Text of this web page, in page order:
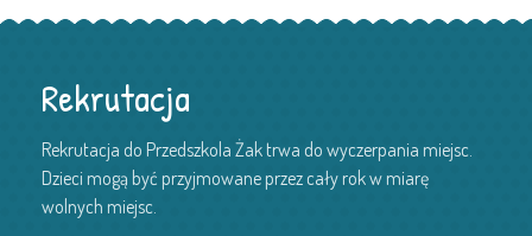
Rekrutacja
Rekrutacja do Przedszkola Żak trwa do wyczerpania miejsc.
Dzieci mogą być przyjmowane przez cały rok w miarę
wolnych miejsc.